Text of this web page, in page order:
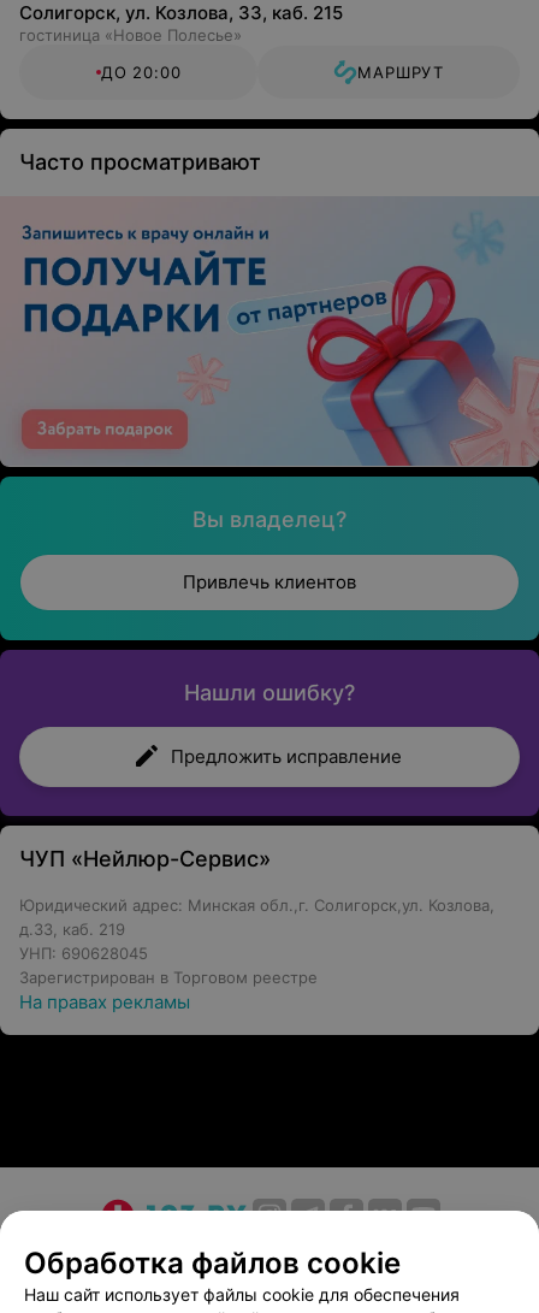
Солигорск, ул. Козлова, 33, каб. 215
гостиница «Новое Полесье»
ДО 20:00
МАРШРУТ
Часто просматривают
Вы владелец?
Привлечь клиентов
Нашли ошибку?
Предложить исправление
ЧУП «Нейлюр-Сервис»
Юридический адрес: Минская обл.,г. Солигорск,ул. Козлова,
д.33, каб. 219
УНП: 690628045
Зарегистрирован в Торговом реестре
На правах рекламы
О проекте Новости проекта
Размещение рекламы
Медицинский маркетинг
Публичный договор
Обработка файлов cookie
Наш сайт использует файлы cookie для обеспечения